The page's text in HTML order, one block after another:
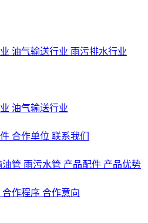
油气输送行业 雨污排水行业
油气输送行业
合作单位 联系我们
油管 雨污水管 产品配件 产品优势
合作程序 合作意向